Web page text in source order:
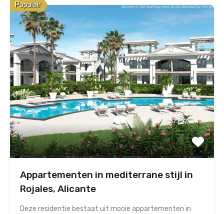
Populair
Appartementen in mediterrane stijl in
Rojales, Alicante
Deze residentie bestaat uit mooie appartementen in